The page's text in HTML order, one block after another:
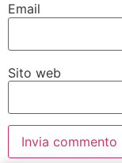
Email
Sito web